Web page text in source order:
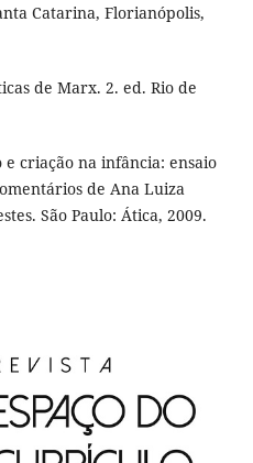
Catarina, Florianópolis,
de Marx. 2. ed. Rio de
e criação na infância: ensaio
de Ana Luiza
São Paulo: Ática, 2009.